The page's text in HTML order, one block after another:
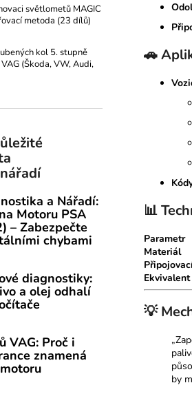
světlometů MAGIC
metoda (23 dílů)
kol 5. stupně
(Škoda, VW, Audi,
a Nářadí:
Motoru PSA
– Zabezpečte
chybami
diagnostiky:
a olej odhalí
VAG: Proč i
znamená
🚗
📊
Parametr
Materiál
Ekvivalent
💡
by